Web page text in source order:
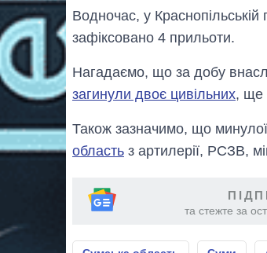
Водночас, у Краснопільській
зафіксовано 4 прильоти.
Нагадаємо, що за добу
загинули двоє цивільних, ще
Також зазначимо, що минулої
область з артилерії, РСЗВ,
та стежте за